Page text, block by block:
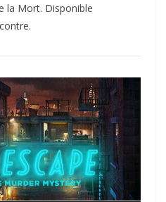
la Mort. Disponible